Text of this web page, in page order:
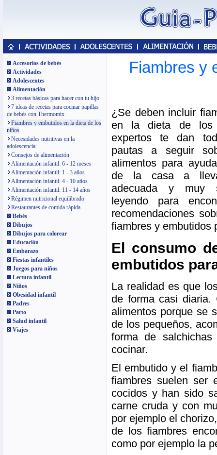
Accesorios de bebés
Actividades
Adolescentes
Alimentación
3 recetas básicas para hacer con tu hijo
7 ideas de recetas para cocinar papillas
de bebés con Thermomix
Fiambres y embutidos en la dieta de los
niños
Necesidades nutritivas en la
adolescencia
Consejos de alimentación
Alimentación infantil: 6 - 12 meses
Alimentación infantil: 1 - 3 años
Alimentación infantil: 4 - 10 años
Alimentación infantil: 11 - 14 años
Régimen nutricional equilibrado
Restaurantes de comida rápida
Bebés
Dibujos
Dibujos para colorear
Educación
Embarazo
Fiestas infantiles
Juegos para niños
Lectura infantil
Niños
Obesidad infantil
Padres
Parto
Salud infantil
Viajes
Fiambres y
¿Se deben incluir
en la dieta de los
expertos te dan
pautas a seguir
alimentos para
de la casa a
adecuada y muy
leyendo para
recomendaciones
fiambres y embutidos
El consumo
embutidos
La realidad es que
de forma casi diaria.
alimentos porque se
de los pequeños,
forma de
cocinar.
El embutido y el
fiambres suelen ser
cocidos y han sido
carne cruda y con
por ejemplo el
de los fiambres
como por ejemplo la